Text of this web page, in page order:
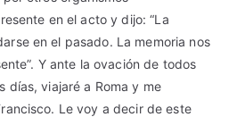
en el acto y dijo: “La
en el pasado. La memoria nos
Y ante la ovación de todos
días, viajaré a Roma y me
Le voy a decir de este